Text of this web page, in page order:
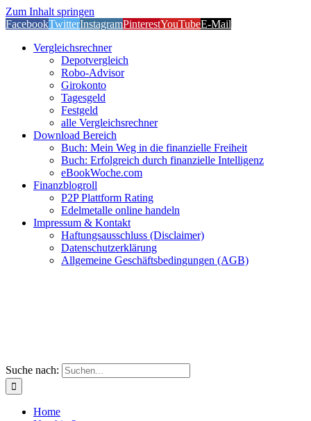
Zum Inhalt springen
FacebookTwitterInstagramPinterestYouTubeE-Mail
Vergleichsrechner
Depotvergleich
Robo-Advisor
Girokonto
Tagesgeld
Festgeld
alle Vergleichsrechner
Download Bereich
Buch: Mein Weg in die finanzielle Freiheit
Buch: Erfolgreich durch finanzielle Intelligenz
eBookWoche.com
Finanzblogroll
P2P Plattform Rating
Edelmetalle online handeln
Impressum & Kontakt
Haftungsausschluss (Disclaimer)
Datenschutzerklärung
Allgemeine Geschäftsbedingungen (AGB)
Suche nach:
Home